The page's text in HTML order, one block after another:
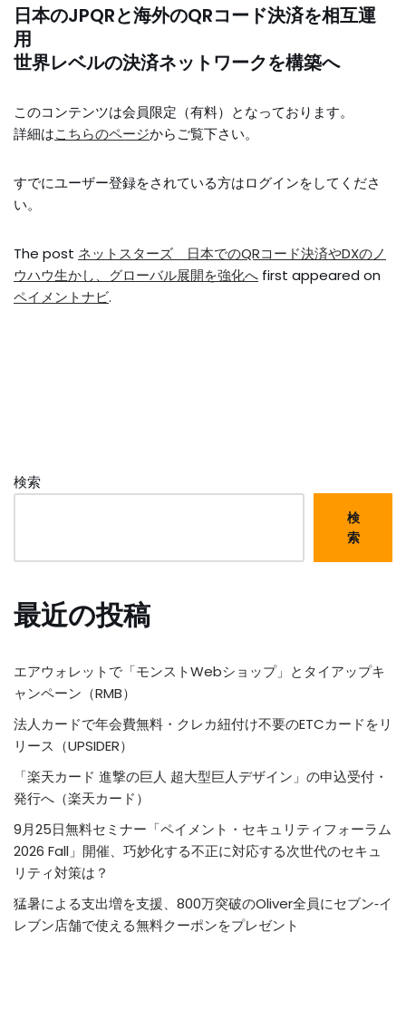
日本のJPQRと海外のQRコード決済を相互運
用
世界レベルの決済ネットワークを構築へ
このコンテンツは会員限定（有料）となっております。
詳細はこちらのページからご覧下さい。
すでにユーザー登録をされている方はログインをしてくださ
い。
The post ネットスターズ 日本でのQRコード決済やDXのノ
ウハウ生かし、グローバル展開を強化へ first appeared on
ペイメントナビ.
検索
検
索
最近の投稿
エアウォレットで「モンストWebショップ」とタイアップキ
ャンペーン（RMB）
法人カードで年会費無料・クレカ紐付け不要のETCカードをリ
リース（UPSIDER）
「楽天カード 進撃の巨人 超大型巨人デザイン」の申込受付・
発行へ（楽天カード）
9月25日無料セミナー「ペイメント・セキュリティフォーラム
2026 Fall」開催、巧妙化する不正に対応する次世代のセキュ
リティ対策は？
猛暑による支出増を支援、800万突破のOliver全員にセブン‐イ
レブン店舗で使える無料クーポンをプレゼント